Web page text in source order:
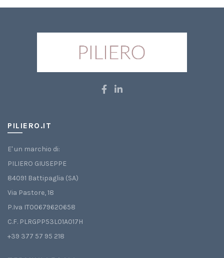
opzioni
del
PILIERO.IT
E' un marchio di:
PILIERO GIUSEPPE
84091 Battipaglia (SA)
Via Pastore, 18
P.Iva IT00679620658
C.F. PLRGPP53L01A017H
+39 377 57 95 218